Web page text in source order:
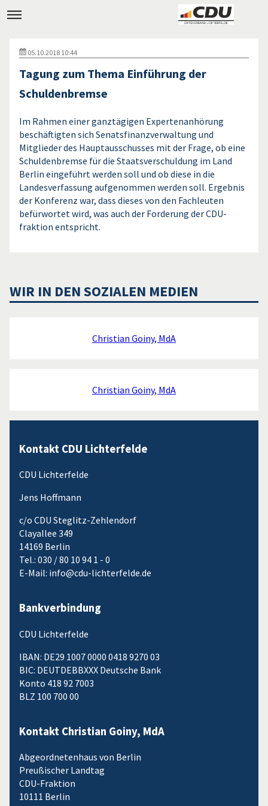
05.10.2018 10:44
Tagung zum Thema Einführung der
Schuldenbremse
Im Rahmen einer ganztägigen Expertenanhörung
beschäftigten sich Senatsfinanzverwaltung und
Mitglieder des Hauptausschusses mit der Frage, ob eine
Schuldenbremse für die Staatsverschuldung im Land
Berlin eingeführt werden soll und ob diese in die
Landesverfassung aufgenommen werden soll. Ergebnis
der Konferenz war, dass dieses von den Fachleuten
befürwortet wird, was auch der Forderung der CDU-
fraktion entspricht.
WIR IN DEN SOZIALEN MEDIEN
Christian Goiny, MdA
Christian Goiny, MdA
Kontakt CDU Lichterfelde
CDU Lichterfelde
Jens Hoffmann
c/o CDU Steglitz-Zehlendorf
Clayallee 349
14169 Berlin
Tel.: 030 / 80 10 94 1 - 0
E-Mail: info@cdu-lichterfelde.de
Bankverbindung
CDU Lichterfelde
IBAN: DE29 1007 0000 0418 9270 03
BIC: DEUTDEBBXXX Deutsche Bank
Konto 418 92 7003
BLZ 100 700 00
Kontakt Christian Goiny, MdA
Abgeordnetenhaus von Berlin
Preußischer Landtag
CDU-Fraktion
10111 Berlin